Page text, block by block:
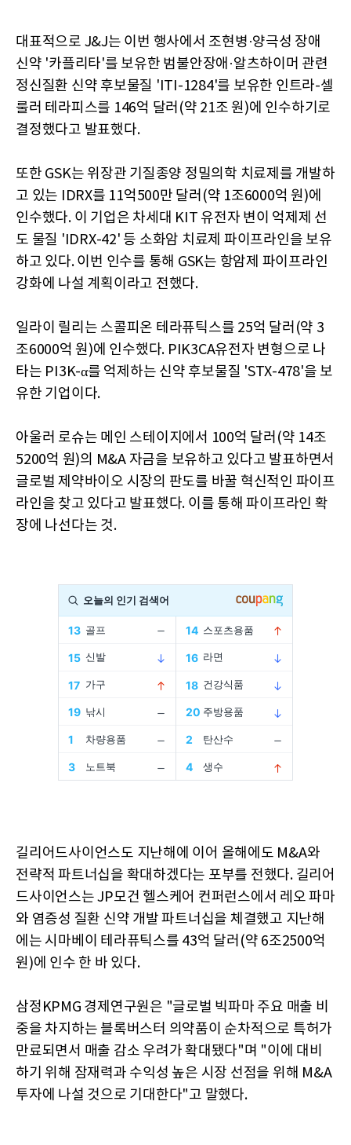
대표적으로 J&J는 이번 행사에서 조현병·양극성 장애
신약 '카플리타'를 보유한 범불안장애·알츠하이머 관련
정신질환 신약 후보물질 'ITI-1284'를 보유한 인트라-셀
룰러 테라피스를 146억 달러(약 21조 원)에 인수하기로
결정했다고 발표했다.
또한 GSK는 위장관 기질종양 정밀의학 치료제를 개발하
고 있는 IDRX를 11억500만 달러(약 1조6000억 원)에
인수했다. 이 기업은 차세대 KIT 유전자 변이 억제제 선
도 물질 'IDRX-42' 등 소화암 치료제 파이프라인을 보유
하고 있다. 이번 인수를 통해 GSK는 항암제 파이프라인
강화에 나설 계획이라고 전했다.
일라이 릴리는 스콜피온 테라퓨틱스를 25억 달러(약 3
조6000억 원)에 인수했다. PIK3CA유전자 변형으로 나
타는 PI3K-α를 억제하는 신약 후보물질 'STX-478'을 보
유한 기업이다.
아울러 로슈는 메인 스테이지에서 100억 달러(약 14조
5200억 원)의 M&A 자금을 보유하고 있다고 발표하면서
글로벌 제약바이오 시장의 판도를 바꿀 혁신적인 파이프
라인을 찾고 있다고 발표했다. 이를 통해 파이프라인 확
장에 나선다는 것.
길리어드사이언스도 지난해에 이어 올해에도 M&A와
전략적 파트너십을 확대하겠다는 포부를 전했다. 길리어
드사이언스는 JP모건 헬스케어 컨퍼런스에서 레오 파마
와 염증성 질환 신약 개발 파트너십을 체결했고 지난해
에는 시마베이 테라퓨틱스를 43억 달러(약 6조2500억
원)에 인수 한 바 있다.
삼정KPMG 경제연구원은 "글로벌 빅파마 주요 매출 비
중을 차지하는 블록버스터 의약품이 순차적으로 특허가
만료되면서 매출 감소 우려가 확대됐다"며 "이에 대비
하기 위해 잠재력과 수익성 높은 시장 선점을 위해 M&A
투자에 나설 것으로 기대한다"고 말했다.